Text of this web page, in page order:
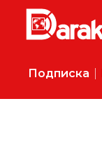
Подписка